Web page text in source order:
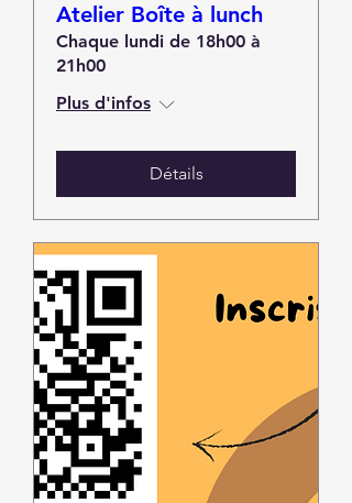
Atelier Boîte à lunch
Chaque lundi de 18h00 à
21h00
Plus d'infos
Détails